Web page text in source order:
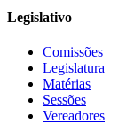
Legislativo
Comissões
Legislatura
Matérias
Sessões
Vereadores